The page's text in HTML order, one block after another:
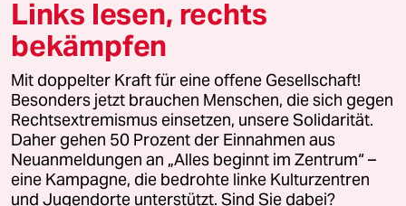
© 2026 taz Verlags und Vertriebs GmbH
Alle Rechte vorbehalten. Bei rechtlichen Fragen oder für Genehmigungen
wenden Sie sich bitte an
lizenzen@taz.de
Feedback Redaktionsstatut Kommune-Richtlinien
Leitlinie Informant Datenschutz Impressum AGB
Links lesen, rechts
bekämpfen
Mit doppelter Kraft für eine offene Gesellschaft!
Besonders jetzt brauchen Menschen, die sich gegen
Rechtsextremismus einsetzen, unsere Solidarität.
Daher gehen 50 Prozent der Einnahmen aus
Neuanmeldungen an „Alles beginnt im Zentrum“ –
eine Kampagne, die bedrohte linke Kulturzentren
und Jugendorte unterstützt. Sind Sie dabei?